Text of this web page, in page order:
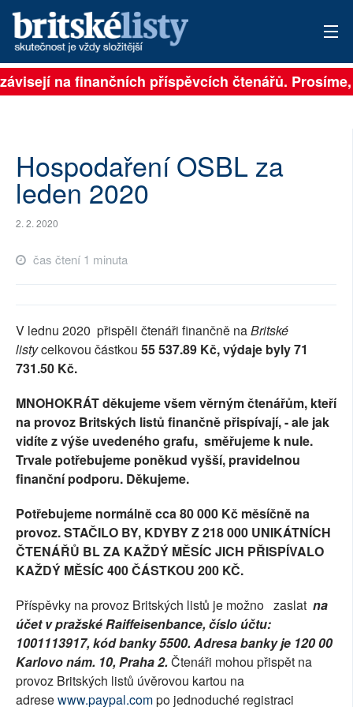
PŘIHLÁSIT
ARCHIV
ROZHOVORY
TÉMATA
NEJČTENĚJŠÍ ZA 7 DNÍ
PŘÍSPĚVKY NA PROVOZ
SOCIÁLNÍ SÍTĚ
RUBRIKY
PLNÁ VERZE STRÁNEK
na finančních příspěvcích čtenářů. Prosíme,
Hospodaření OSBL za
leden 2020
2. 2. 2020
čas čtení 1 minuta
V lednu 2020 přispěli čtenáři finančně naBritské
listycelkovou částkou 55 537.89 Kč, výdaje byly 71
731.50 Kč.
MNOHOKRÁT děkujeme všem věrným čtenářům, kteří
na provoz Britských listů finančně přispívají, - ale jak
vidíte z výše uvedeného grafu, směřujeme k nule.
Trvale potřebujeme poněkud vyšší, pravidelnou
finanční podporu. Děkujeme.
Potřebujeme normálně cca 80 000 Kč měsíčně na
provoz. STAČILO BY, KDYBY Z 218 000 UNIKÁTNÍCH
ČTENÁŘŮ BL ZA KAŽDÝ MĚSÍC JICH PŘISPÍVALO
KAŽDÝ MĚSÍC 400 ČÁSTKOU 200 KČ.
Příspěvky na provoz Britských listů je možno zaslat na
účet v pražské Raiffeisenbance, číslo účtu:
1001113917, kód banky 5500. Adresa banky je 120 00
Karlovo nám. 10, Praha 2. Čtenáři mohou přispět na
provoz Britských listů úvěrovou kartou na
adresewww.paypal.compo jednoduché registraci